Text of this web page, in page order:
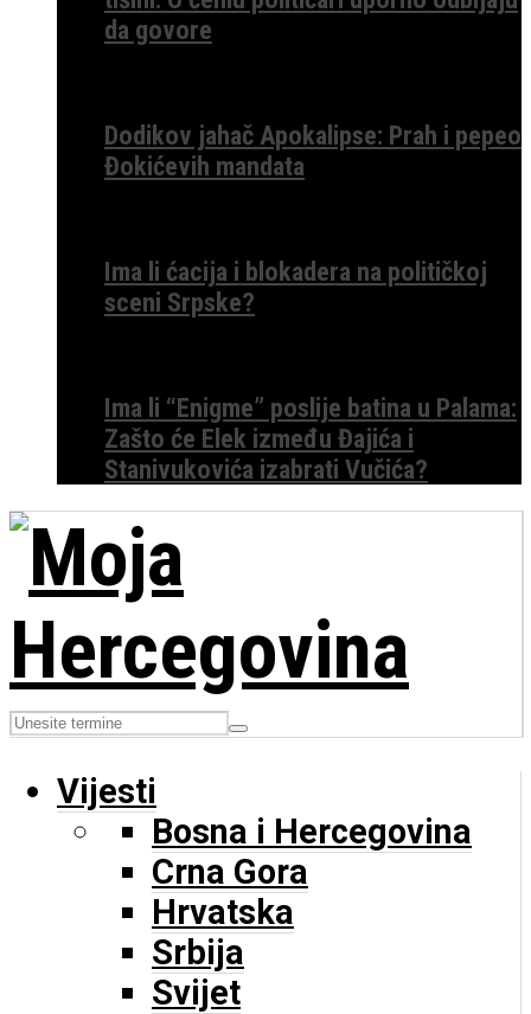
da govore
Dodikov jahač Apokalipse: Prah i pepeo
Đokićevih mandata
Ima li ćacija i blokadera na političkoj
sceni Srpske?
Ima li “Enigme” poslije batina u Palama:
Zašto će Elek između Đajića i
Stanivukovića izabrati Vučića?
Vijesti
Bosna i Hercegovina
Crna Gora
Hrvatska
Srbija
Svijet